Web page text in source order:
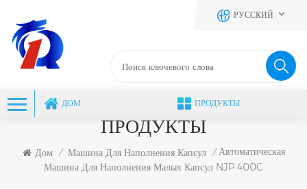
РУССКИЙ
ДОМ ПРОДУКТЫ
ПРОДУКТЫ
Дом / Машина Для Наполнения Капсул / Автоматическая
Машина Для Наполнения Малых Капсул NJP 400C